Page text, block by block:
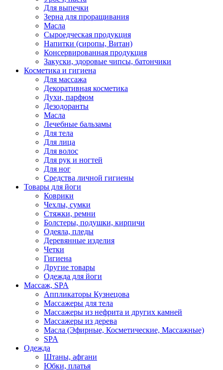
Для выпечки
Зерна для проращивания
Масла
Сыроедческая продукция
Напитки (сиропы, Витан)
Консервированная продукция
Закуски, здоровые чипсы, батончики
Косметика и гигиена
Для массажа
Декоративная косметика
Духи, парфюм
Дезодоранты
Масла
Лечебные бальзамы
Для тела
Для лица
Для волос
Для рук и ногтей
Для ног
Средства личной гигиены
Товары для йоги
Коврики
Чехлы, сумки
Стяжки, ремни
Болстеры, подушки, кирпичи
Одеяла, пледы
Деревянные изделия
Четки
Гигиена
Другие товары
Одежда для йоги
Массаж, SPA
Аппликаторы Кузнецова
Массажеры для тела
Массажеры из нефрита и других камней
Массажеры из дерева
Масла (Эфирные, Косметические, Массажные)
SPA
Одежда
Штаны, афгани
Юбки, платья